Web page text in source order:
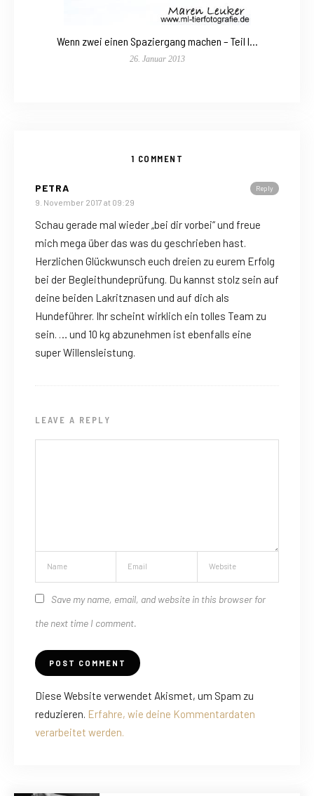
Wenn zwei einen Spaziergang machen – Teil I…
26. Januar 2013
1 COMMENT
Reply
PETRA
9. November 2017 at 09:29
Schau gerade mal wieder „bei dir vorbei“ und freue
mich mega über das was du geschrieben hast.
Herzlichen Glückwunsch euch dreien zu eurem Erfolg
bei der Begleithundeprüfung. Du kannst stolz sein auf
deine beiden Lakritznasen und auf dich als
Hundeführer. Ihr scheint wirklich ein tolles Team zu
sein. … und 10 kg abzunehmen ist ebenfalls eine
super Willensleistung.
LEAVE A REPLY
Save my name, email, and website in this browser for
the next time I comment.
Diese Website verwendet Akismet, um Spam zu
reduzieren. Erfahre, wie deine Kommentardaten
verarbeitet werden.